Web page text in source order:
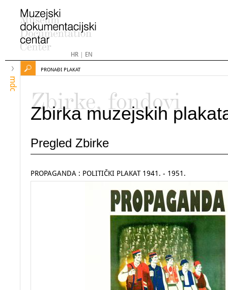
HR| EN
mdc
PRONAĐI PLAKAT
Zbirke, fondovi
Zbirka muzejskih
Pregled Zbirke
PROPAGANDA : POLITIČKI PLAKAT 1941. - 1951.